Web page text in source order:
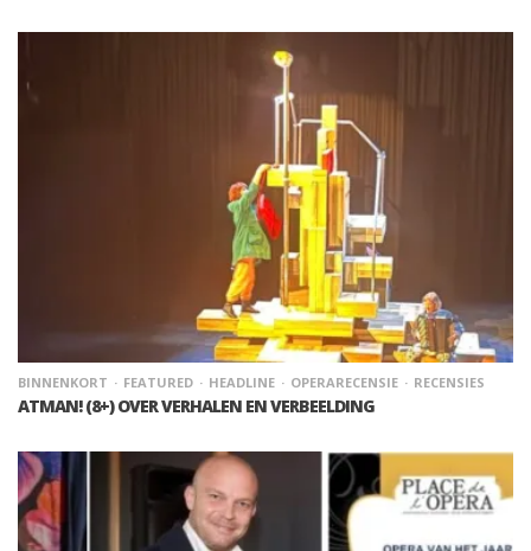
BINNENKORT FEATURED HEADLINE OPERARECENSIE RECENSIES
ATMAN! (8+) OVER VERHALEN EN VERBEELDING